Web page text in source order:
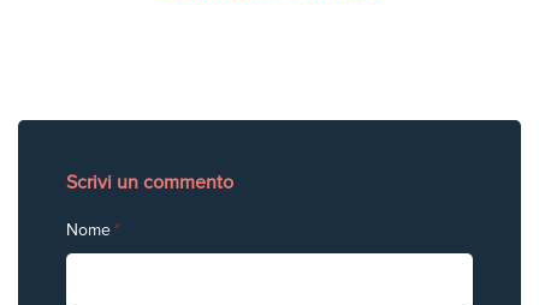
Scrivi un commento
Nome*